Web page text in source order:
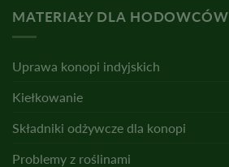
MATERIAŁY DLA HODOWCÓW
Uprawa konopi indyjskich
Kiełkowanie
Składniki odżywcze dla konopi
Problemy z roślinami